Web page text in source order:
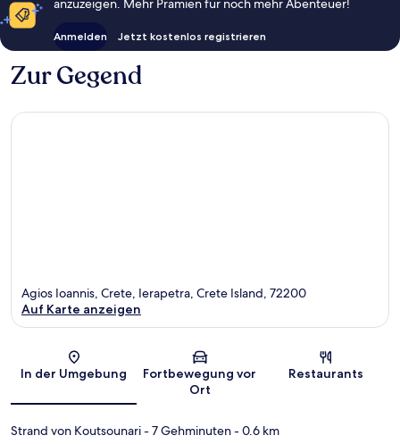
anzuzeigen. Mehr Prämien für noch mehr Abenteuer!
Anmelden Jetzt kostenlos registrieren
Zur Gegend
Karte
Agios Ioannis, Crete, Ierapetra, Crete Island, 72200
Auf Karte anzeigen
In der Umgebung
Fortbewegung vor
Ort
Restaurants
Strand von Koutsounari- 7 Gehminuten- 0.6 km